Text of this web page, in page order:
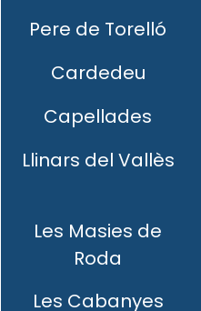
Pere de Torelló
Cardedeu
Capellades
Llinars del Vallès
Les Masies de
Roda
Les Cabanyes